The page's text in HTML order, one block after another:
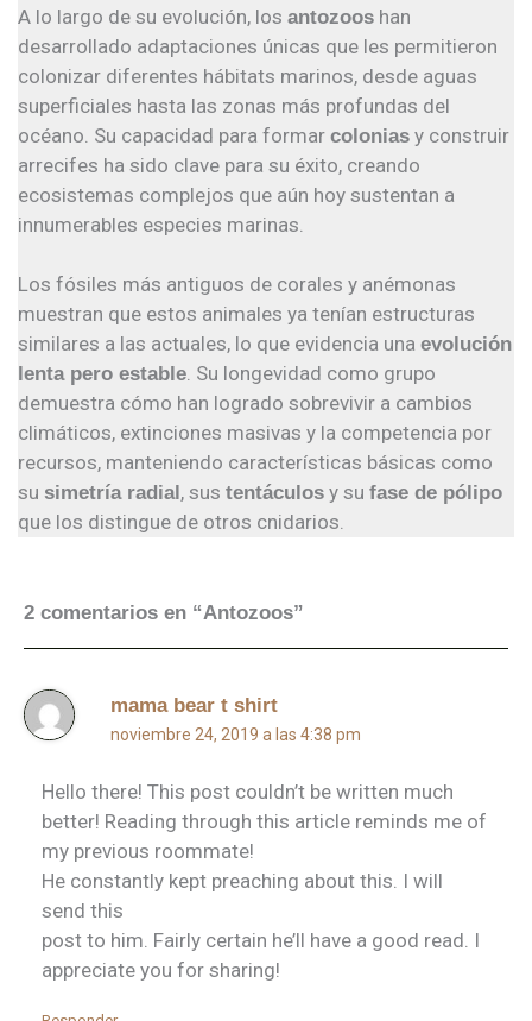
A lo largo de su evolución, los antozoos han
desarrollado adaptaciones únicas que les permitieron
colonizar diferentes hábitats marinos, desde aguas
superficiales hasta las zonas más profundas del
océano. Su capacidad para formar colonias y construir
arrecifes ha sido clave para su éxito, creando
ecosistemas complejos que aún hoy sustentan a
innumerables especies marinas.
Los fósiles más antiguos de corales y anémonas
muestran que estos animales ya tenían estructuras
similares a las actuales, lo que evidencia una evolución
lenta pero estable. Su longevidad como grupo
demuestra cómo han logrado sobrevivir a cambios
climáticos, extinciones masivas y la competencia por
recursos, manteniendo características básicas como
su simetría radial, sus tentáculos y su fase de pólipo
que los distingue de otros cnidarios.
2 comentarios en “Antozoos”
mama bear t shirt
noviembre 24, 2019 a las 4:38 pm
Hello there! This post couldn’t be written much
better! Reading through this article reminds me of
my previous roommate!
He constantly kept preaching about this. I will
send this
post to him. Fairly certain he’ll have a good read. I
appreciate you for sharing!